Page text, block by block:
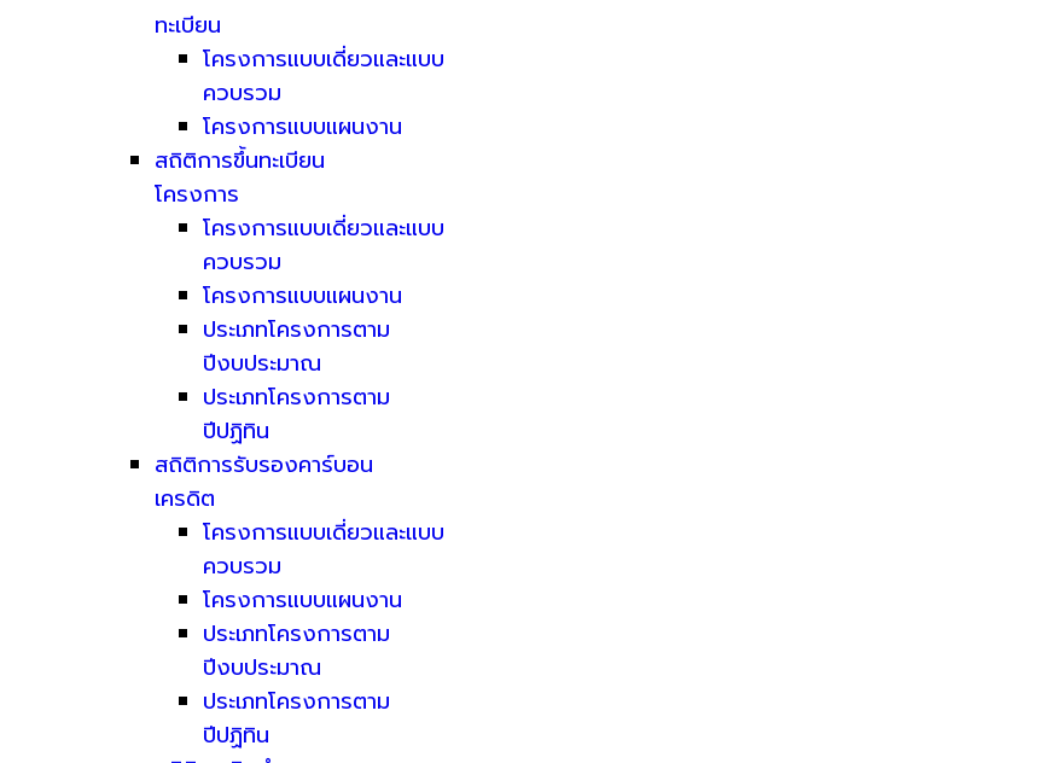
ทะเบียน
โครงการแบบเดี่ยวและแบบ
ควบรวม
โครงการแบบแผนงาน
สถิติการขึ้นทะเบียน
โครงการ
โครงการแบบเดี่ยวและแบบ
ควบรวม
โครงการแบบแผนงาน
ประเภทโครงการตาม
ปีงบประมาณ
ประเภทโครงการตาม
ปีปฏิทิน
สถิติการรับรองคาร์บอน
เครดิต
โครงการแบบเดี่ยวและแบบ
ควบรวม
โครงการแบบแผนงาน
ประเภทโครงการตาม
ปีงบประมาณ
ประเภทโครงการตาม
ปีปฏิทิน